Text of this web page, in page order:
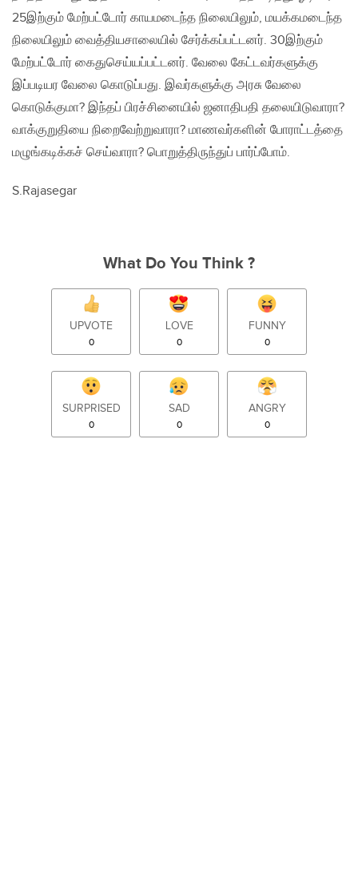
25இற்கும் மேற்பட்டோர் காயமடைந்த நிலையிலும்‚ மயக்கமடைந்த
நிலையிலும் வைத்தியசாலையில் சேர்க்கப்பட்டனர். 30இற்கும்
மேற்பட்டோர் கைதுசெய்யப்பட்டனர். வேலை கேட்டவர்களுக்கு
இப்படியர வேலை கொடுப்பது. இவர்களுக்கு அரசு வேலை
கொடுக்குமா? இந்தப் பிரச்சினையில் ஜனாதிபதி தலையிடுவாரா?
வாக்குறுதியை நிறைவேற்றுவாரா? மாணவர்களின் போராட்டத்தை
மழுங்கடிக்கச் செய்வாரா? பொறுத்திருந்துப் பார்ப்போம்.
S.Rajasegar
What Do You Think ?
UPVOTE
0
LOVE
0
FUNNY
0
SURPRISED
0
SAD
0
ANGRY
0